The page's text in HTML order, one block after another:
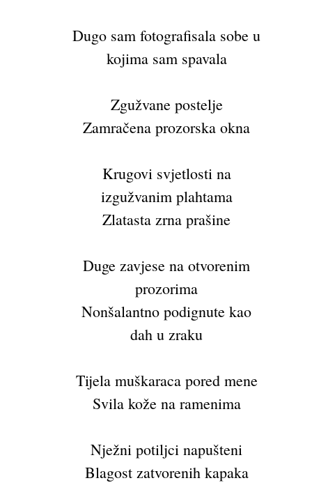
Dugo sam fotografisala sobe u
kojima sam spavala
Zgužvane postelje
Zamračena prozorska okna
Krugovi svjetlosti na
izgužvanim plahtama
Zlatasta zrna prašine
Duge zavjese na otvorenim
prozorima
Nonšalantno podignute kao
dah u zraku
Tijela muškaraca pored mene
Svila kože na ramenima
Nježni potiljci napušteni
Blagost zatvorenih kapaka